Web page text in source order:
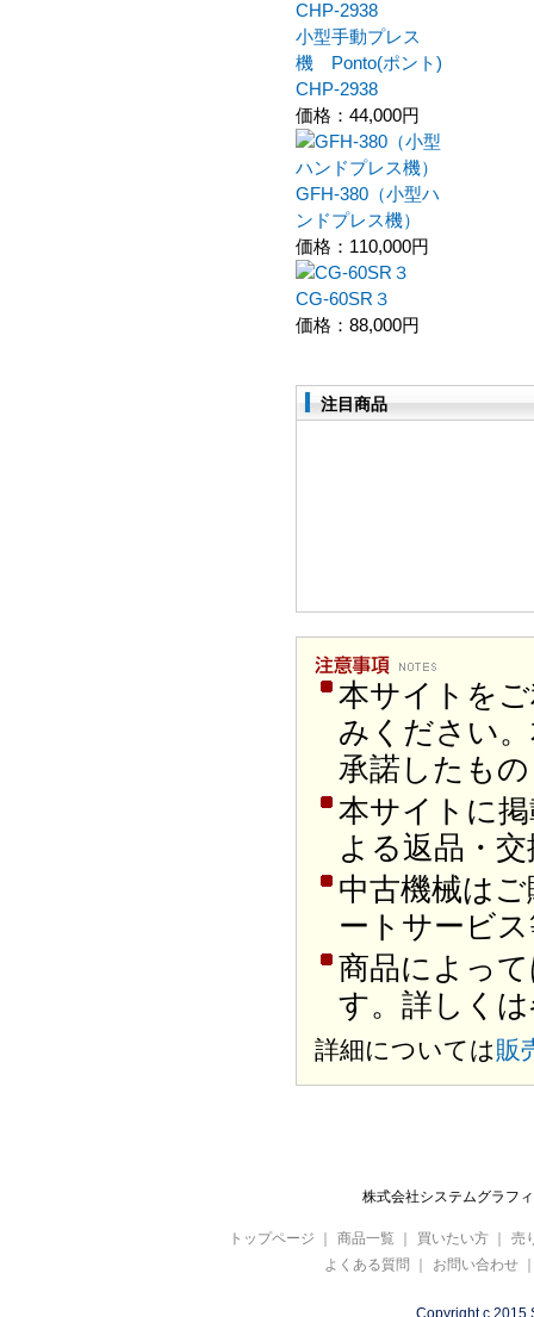
小型手動プレス
機 Ponto(ポント)
CHP-2938
価格： 44,000円
GFH-380（小型ハ
ンドプレス機）
価格： 110,000円
CG-60SR３
価格： 88,000円
注目商品
本サイトを
みください
承諾したも
本サイトに
よる返品・
中古機械は
ートサービ
商品によっ
す。詳しく
詳細については販
株式会社システムグラ
トップページ ｜ 商品一覧 ｜ 買いたい方 ｜
売
よくある質問 ｜ お問い合わせ
Copyright c 2015